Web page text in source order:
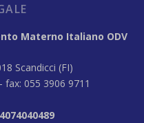
Materno Italiano ODV
Scandicci (FI)
fax: 055 3906 9711